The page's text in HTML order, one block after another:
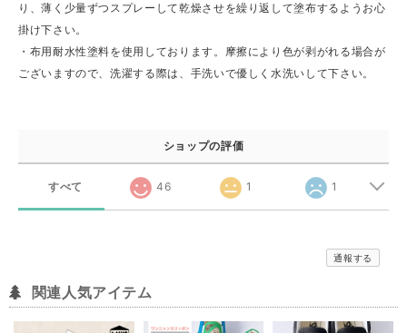
り、薄く少量ずつスプレーして乾燥させを繰り返して塗布するようお心
掛け下さい。
・布用耐水性塗料を使用しております。摩擦により色が剥がれる場合が
ございますので、洗濯する際は、手洗いで優しく水洗いして下さい。
ショップの評価
すべて 46 1 1
通報する
関連人気アイテム